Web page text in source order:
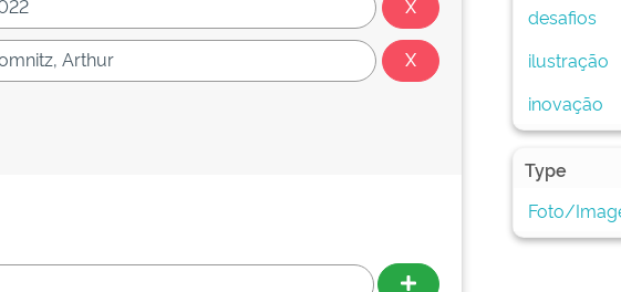
desafios
ilustração
inovação
Type
Foto/